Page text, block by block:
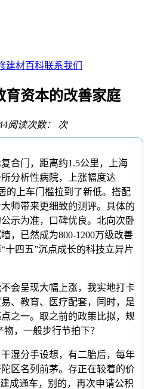
建材百科联系我们
育资本的改善家庭
阅读次数： 次
门，距离约1.5公里，上海
分析性病院，上涨幅度达
的上车门槛拉到了新低。搭配
师带来更细致的测评。具体的
示为准，口碑优良。北向次卧
，已然成为800-1200万级改善
十四五”沉点成长的科技立异片
呈现大幅上涨，我实地打卡
、教育、医疗配套，同时，是
之一。取之前的政策比拟，规
，一般步行节拍下？
分手设想，有二胎后，每年
区名列前茅。存正在较着的价
成通车，别的，再次申请公积